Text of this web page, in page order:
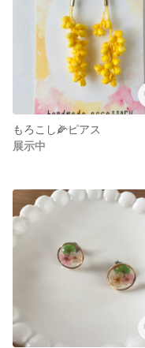
もろこし🌽ピアス
展示中